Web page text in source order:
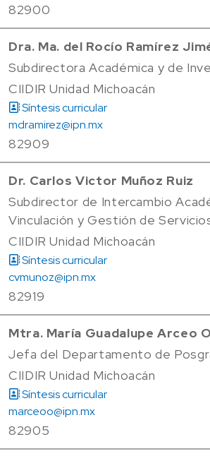
82900
Dra. Ma. del Rocío Ramírez
Subdirectora Académica y de
CIIDIR Unidad Michoacán
Síntesis curricular
mdramirez@ipn.mx
82909
Dr. Carlos Victor Muñoz Ruiz
Subdirector de Intercambio
Vinculación y Gestión de
CIIDIR Unidad Michoacán
Síntesis curricular
cvmunoz@ipn.mx
82919
Mtra. María Guadalupe Arceo
Jefa del Departamento de
CIIDIR Unidad Michoacán
Síntesis curricular
marceoo@ipn.mx
82905